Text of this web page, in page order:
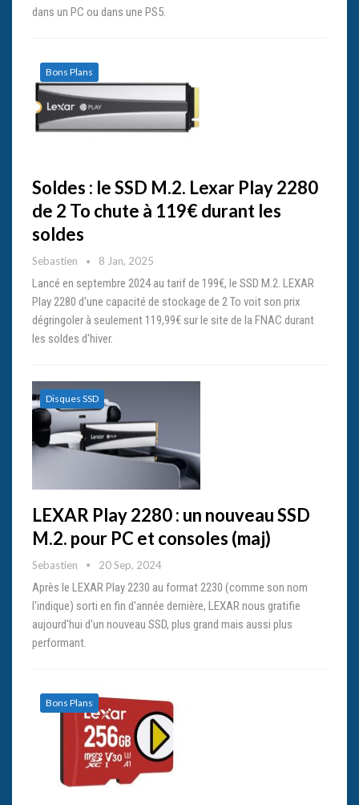
dans un PC ou dans une PS5.
Bons Plans
Soldes : le SSD M.2. Lexar Play 2280
de 2 To chute à 119€ durant les
soldes
Sebastien 8 Jan, 2025
Lancé en septembre 2024 au tarif de 199€, le SSD M.2. LEXAR
Play 2280 d'une capacité de stockage de 2 To voit son prix
dégringoler à seulement 119,99€ sur le site de la FNAC durant
les soldes d'hiver.
Disques SSD
LEXAR Play 2280 : un nouveau SSD
M.2. pour PC et consoles (maj)
Sebastien 20 Sep, 2024
Après le LEXAR Play 2230 au format 2230 (comme son nom
l'indique) sorti en fin d'année dernière, LEXAR nous gratifie
aujourd'hui d'un nouveau SSD, plus grand mais aussi plus
performant.
Bons Plans